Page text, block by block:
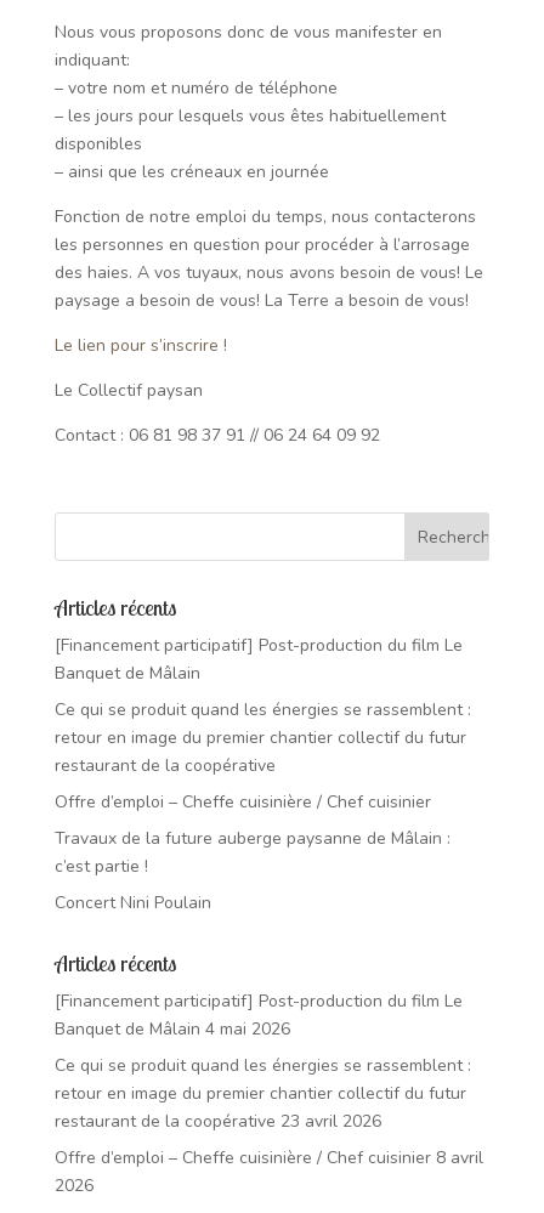
Nous vous proposons donc de vous manifester en
indiquant:
– votre nom et numéro de téléphone
– les jours pour lesquels vous êtes habituellement
disponibles
– ainsi que les créneaux en journée
Fonction de notre emploi du temps, nous contacterons
les personnes en question pour procéder à l’arrosage
des haies. A vos tuyaux, nous avons besoin de vous! Le
paysage a besoin de vous! La Terre a besoin de vous!
Le lien pour s’inscrire !
Le Collectif paysan
Contact : 06 81 98 37 91 // 06 24 64 09 92
Articles récents
[Financement participatif] Post-production du film Le
Banquet de Mâlain
Ce qui se produit quand les énergies se rassemblent :
retour en image du premier chantier collectif du futur
restaurant de la coopérative
Offre d’emploi – Cheffe cuisinière / Chef cuisinier
Travaux de la future auberge paysanne de Mâlain :
c’est partie !
Concert Nini Poulain
Articles récents
[Financement participatif] Post-production du film Le
Banquet de Mâlain 4 mai 2026
Ce qui se produit quand les énergies se rassemblent :
retour en image du premier chantier collectif du futur
restaurant de la coopérative 23 avril 2026
Offre d’emploi – Cheffe cuisinière / Chef cuisinier 8 avril
2026